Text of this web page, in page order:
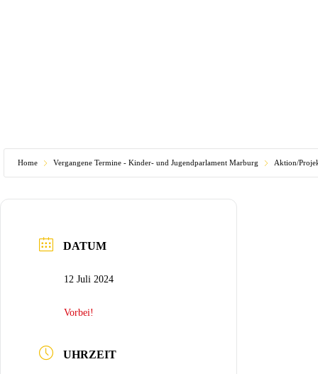
Home Vergangene Termine - Kinder- und Jugendparlament Marburg Aktion/
DATUM
12 Juli 2024
Vorbei!
UHRZEIT